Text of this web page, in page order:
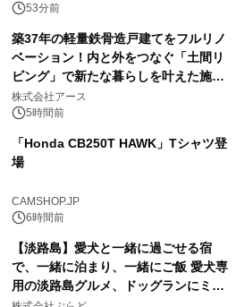
53分前
築37年の軽量鉄骨造戸建てをフルリノ
ベーション！内と外をつなぐ「土間リ
ビング」で新たな暮らしを叶えた施工
事例を株式会社アースが公開
株式会社アース
5時間前
「Honda CB250T HAWK」Tシャツ登
場
CAMSHOP.JP
6時間前
【淡路島】愛犬と一緒に過ごせる宿
で、一緒に泊まり、一緒にご飯 愛犬専
用の淡路島グルメ、ドッグランにミニ